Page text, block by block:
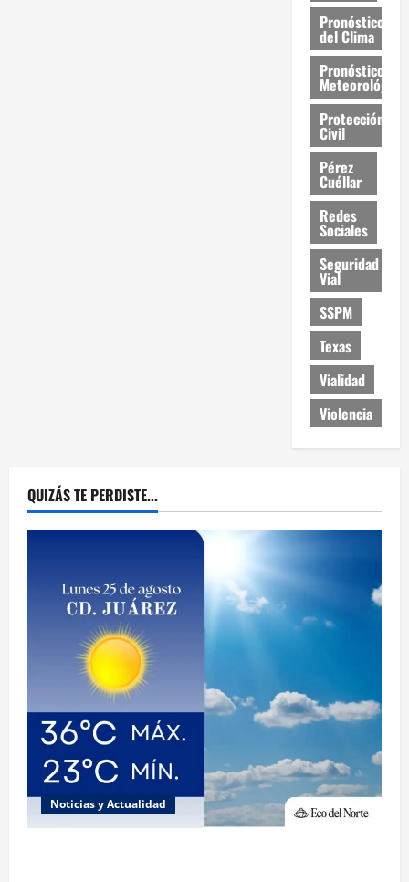
Pronóstico
del Clima
Pronóstico
Meteorológico
Protección
Civil
Pérez
Cuéllar
Redes
Sociales
Seguridad
Vial
SSPM
Texas
Vialidad
Violencia
QUIZÁS TE PERDISTE...
Noticias y Actualidad